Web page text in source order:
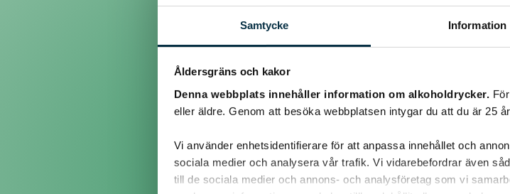
Samtycke Information
Åldersgräns och kakor
Denna webbplats innehåller information om alkoholdrycker.
eller äldre. Genom att besöka webbplatsen intygar du att du är 25
Vi använder enhetsidentifierare för att anpassa innehållet och
sociala medier och analysera vår trafik. Vi vidarebefordrar även
till de sociala medier och annons- och analysföretag som vi
@bagarnjeppson
Hej!
Surdeg innehåller mjölksyra eller ättikssyra som är lika nyttigt
Mvh
Kalle